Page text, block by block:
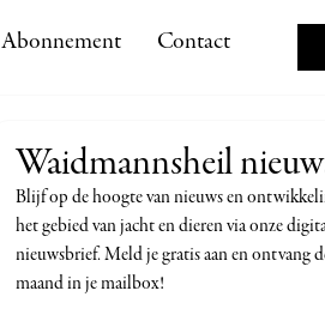
Abonnement Contact
Waidmannsheil
Blijf op de hoogte van nieuws en
het gebied van jacht en dieren via onze
nieuwsbrief. Meld je gratis aan en ontvang
maand in je mailbox!